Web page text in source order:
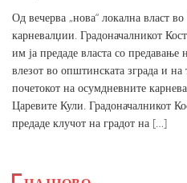
Од вечерва „нова“ локална власт
карневалџии. Градоначалникот
им ја предаде власта со
влезот во општинската зграда и на
почетокот на осумдневните
Царевите Кули. Градоначалникот
предаде клучот на градот на […]